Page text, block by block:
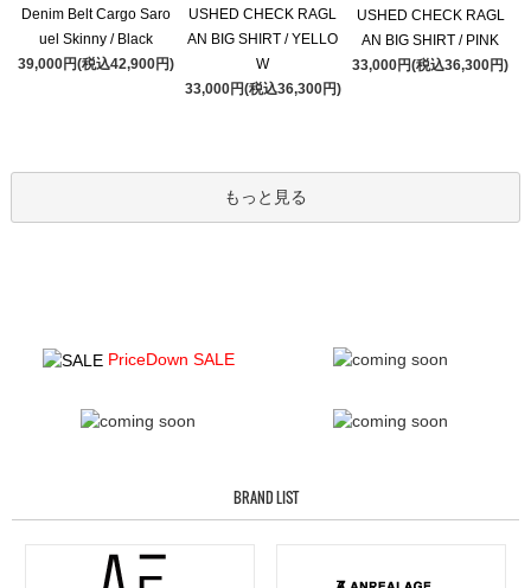
Denim Belt Cargo Saro
uel Skinny / Black
39,000円(税込42,900円)
USHED CHECK RAGL
AN BIG SHIRT / YELLO
W
33,000円(税込36,300円)
USHED CHECK RAGL
AN BIG SHIRT / PINK
33,000円(税込36,300円)
もっと見る
PriceDown SALE
BRAND LIST